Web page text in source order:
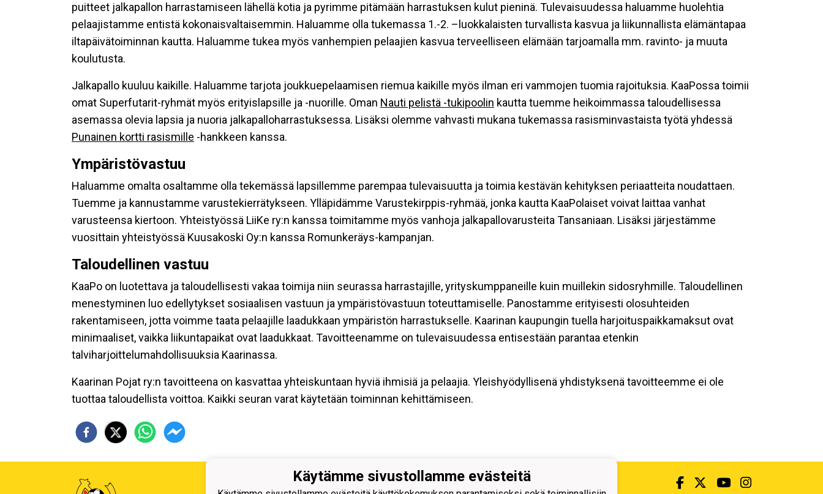
puitteet jalkapallon harrastamiseen lähellä kotia ja pyrimme pitämään harrastuksen kulut pieninä. Tulevaisuudessa haluamme huolehtia
pelaajistamme entistä kokonaisvaltaisemmin. Haluamme olla tukemassa 1.-2. –luokkalaisten turvallista kasvua ja liikunnallista elämäntapaa
iltapäivätoiminnan kautta. Haluamme tukea myös vanhempien pelaajien kasvua terveelliseen elämään tarjoamalla mm. ravinto- ja muuta
koulutusta.
Jalkapallo kuuluu kaikille. Haluamme tarjota joukkuepelaamisen riemua kaikille myös ilman eri vammojen tuomia rajoituksia. KaaPossa toimii
omat Superfutarit-ryhmät myös erityislapsille ja -nuorille. Oman Nauti pelistä -tukipoolin kautta tuemme heikoimmassa taloudellisessa
asemassa olevia lapsia ja nuoria jalkapalloharrastuksessa. Lisäksi olemme vahvasti mukana tukemassa rasisminvastaista työtä yhdessä
Punainen kortti rasismille -hankkeen kanssa.
Ympäristövastuu
Haluamme omalta osaltamme olla tekemässä lapsillemme parempaa tulevaisuutta ja toimia kestävän kehityksen periaatteita noudattaen.
Tuemme ja kannustamme varustekierrätykseen. Ylläpidämme Varustekirppis-ryhmää, jonka kautta KaaPolaiset voivat laittaa vanhat
varusteensa kiertoon. Yhteistyössä LiiKe ry:n kanssa toimitamme myös vanhoja jalkapallovarusteita Tansaniaan. Lisäksi järjestämme
vuosittain yhteistyössä Kuusakoski Oy:n kanssa Romunkeräys-kampanjan.
Taloudellinen vastuu
KaaPo on luotettava ja taloudellisesti vakaa toimija niin seurassa harrastajille, yrityskumppaneille kuin muillekin sidosryhmille. Taloudellinen
menestyminen luo edellytykset sosiaalisen vastuun ja ympäristövastuun toteuttamiselle. Panostamme erityisesti olosuhteiden
rakentamiseen, jotta voimme taata pelaajille laadukkaan ympäristön harrastukselle. Kaarinan kaupungin tuella harjoituspaikkamaksut ovat
minimaaliset, vaikka liikuntapaikat ovat laadukkaat. Tavoitteenamme on tulevaisuudessa entisestään parantaa etenkin
talviharjoittelumahdollisuuksia Kaarinassa.
Kaarinan Pojat ry:n tavoitteena on kasvattaa yhteiskuntaan hyviä ihmisiä ja pelaajia. Yleishyödyllisenä yhdistyksenä tavoitteemme ei ole
tuottaa taloudellista voittoa. Kaikki seuran varat käytetään toiminnan kehittämiseen.
Kaarinan Pojat ryKäytämme sivustollamme evästeitä